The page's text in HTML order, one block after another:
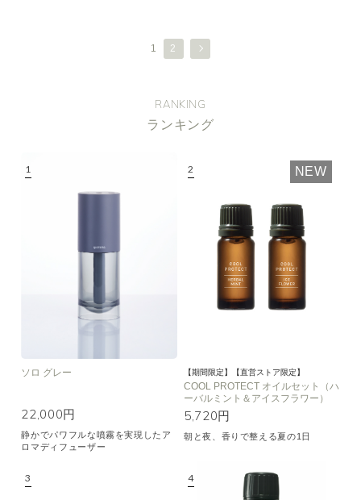
1 2
RANKING
ランキング
ソロ グレー
22,000円
静かでパワフルな噴霧を実現したア
ロマディフューザー
NEW
【期間限定】【直営ストア限定】
COOL PROTECT オイルセット（ハ
ーバルミント＆アイスフラワー）
5,720円
朝と夜、香りで整える夏の1日